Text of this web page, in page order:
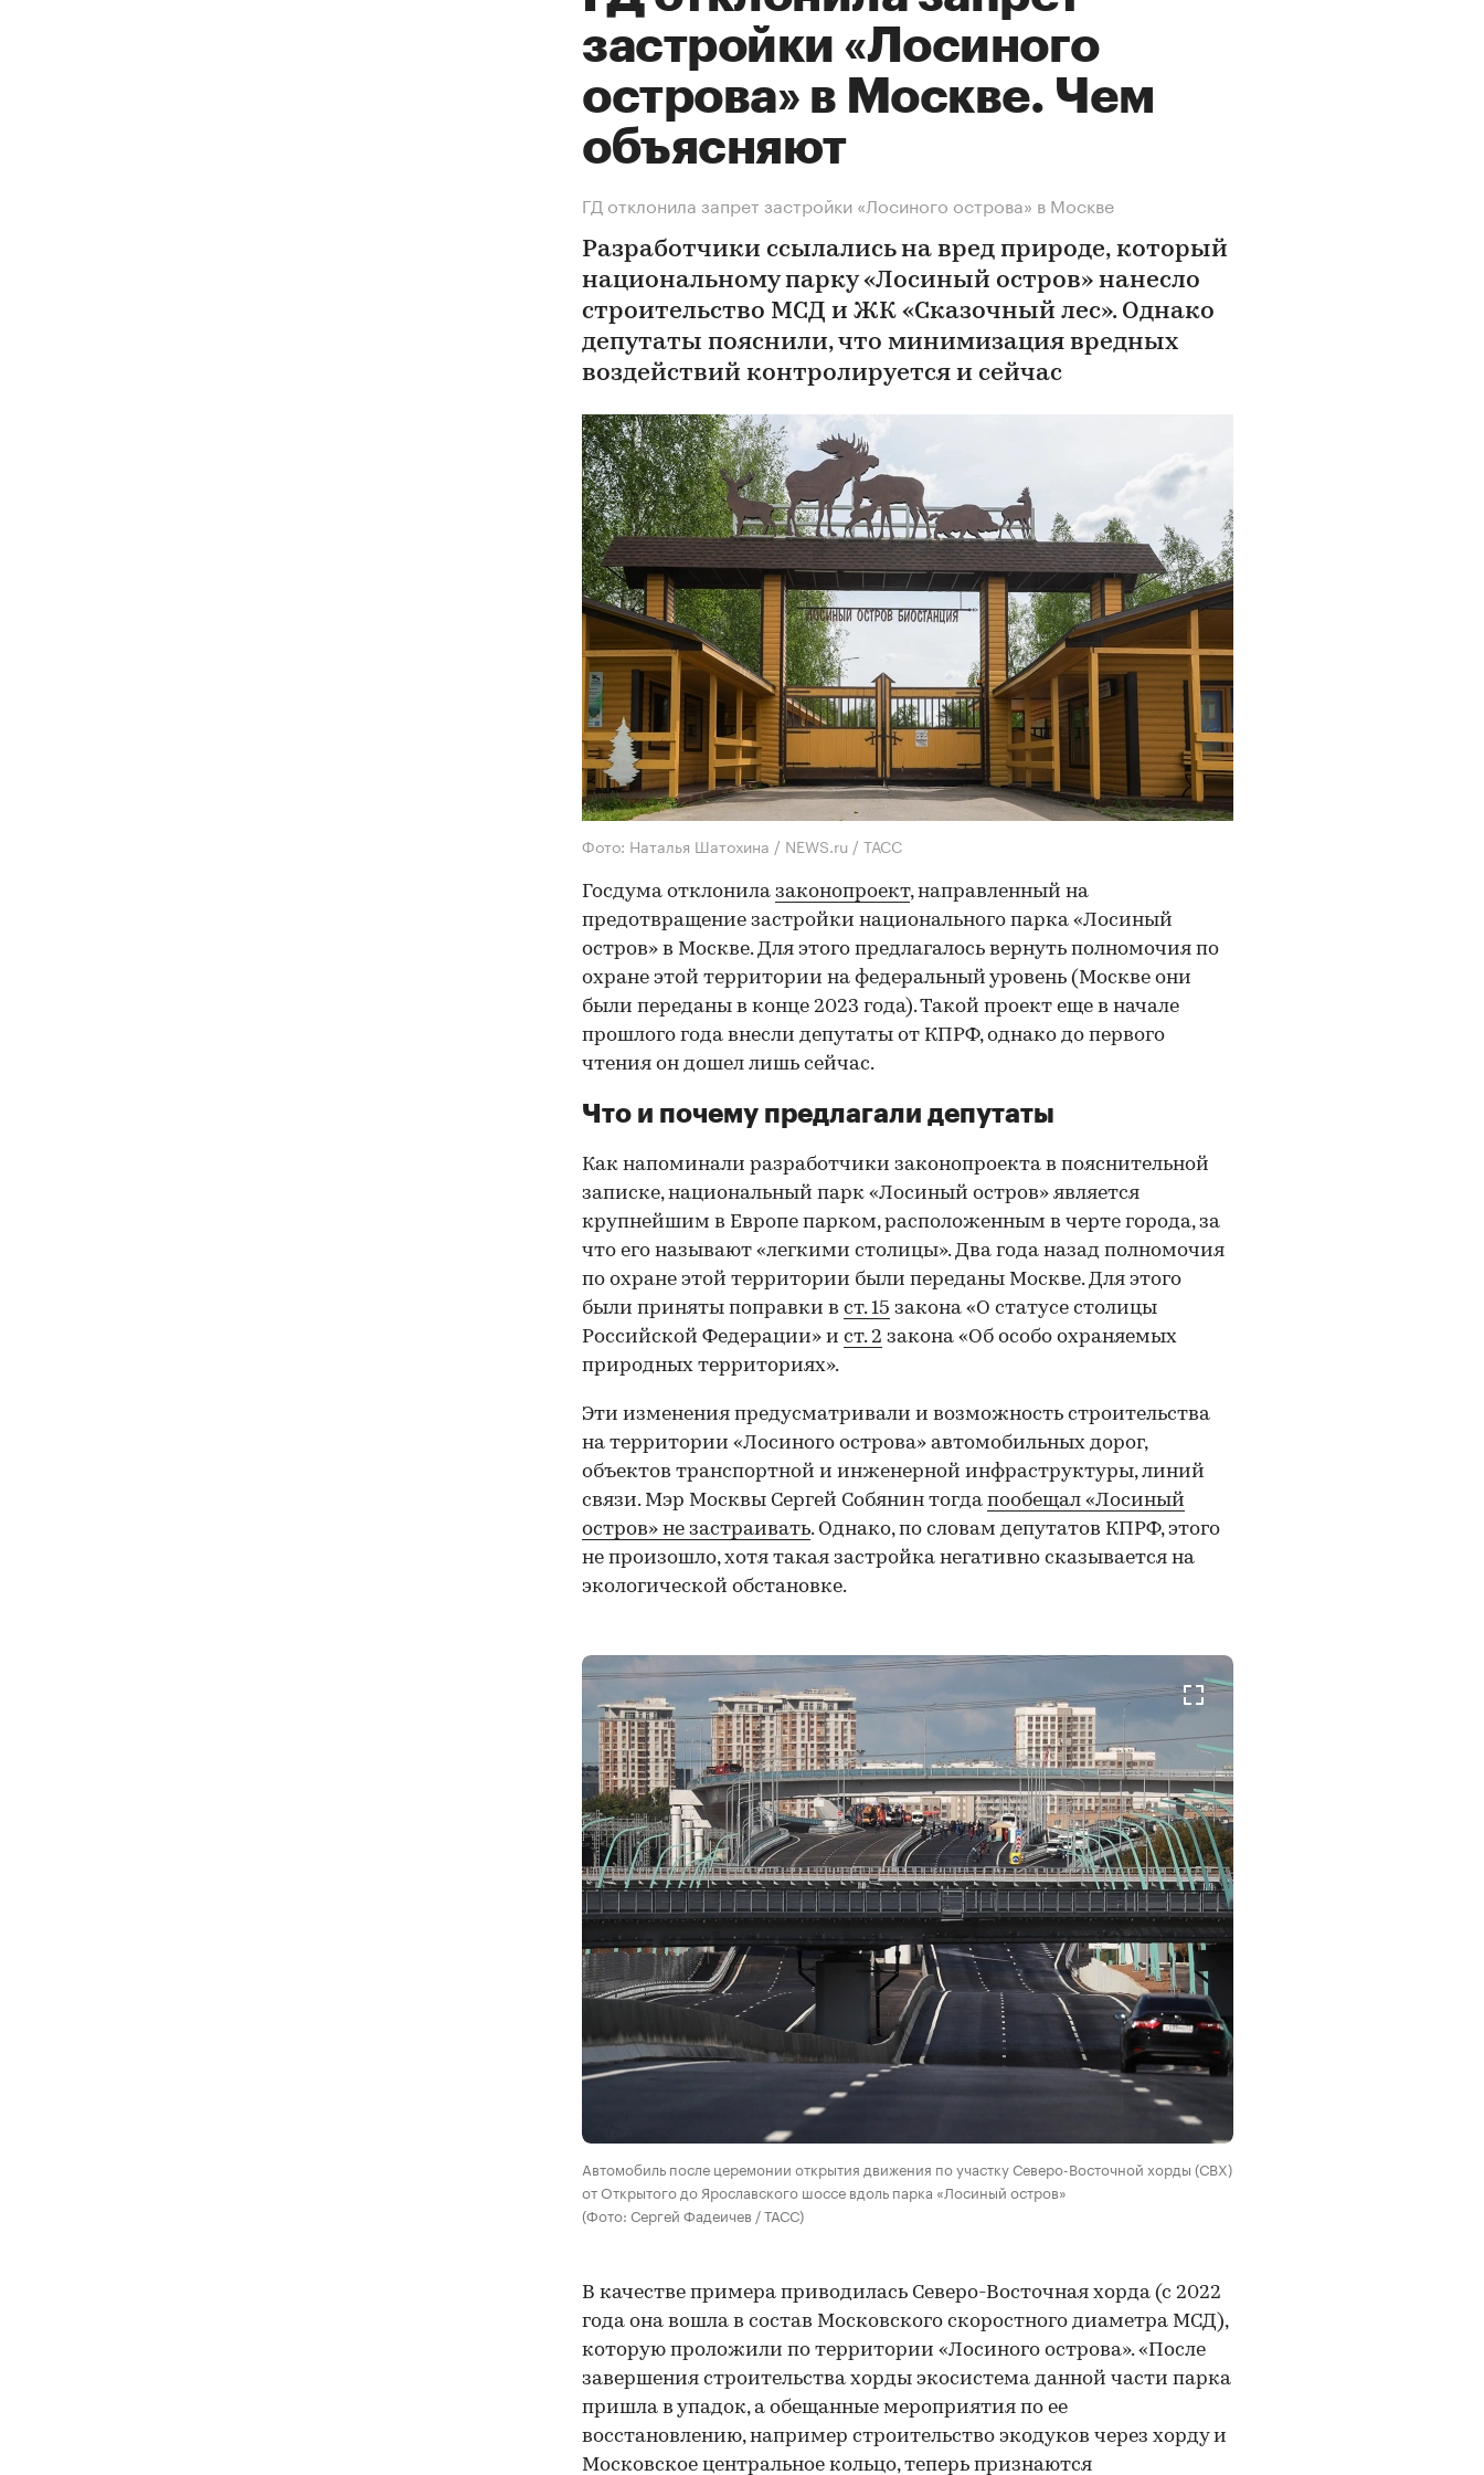
застройки «Лосиного
острова» в Москве. Чем
объясняют
ГД отклонила запрет застройки «Лосиного острова» в Москве
Разработчики ссылались на вред природе, который
национальному парку «Лосиный остров» нанесло
строительство МСД и ЖК «Сказочный лес». Однако
депутаты пояснили, что минимизация вредных
воздействий контролируется и сейчас
Фото: Наталья Шатохина / NEWS.ru / ТАСС
Госдума отклонила законопроект, направленный на
предотвращение застройки национального парка «Лосиный
остров» в Москве. Для этого предлагалось вернуть полномочия по
охране этой территории на федеральный уровень (Москве они
были переданы в конце 2023 года). Такой проект еще в начале
прошлого года внесли депутаты от КПРФ, однако до первого
чтения он дошел лишь сейчас.
Что и почему предлагали депутаты
Как напоминали разработчики законопроекта в пояснительной
записке, национальный парк «Лосиный остров» является
крупнейшим в Европе парком, расположенным в черте города, за
что его называют «легкими столицы». Два года назад полномочия
по охране этой территории были переданы Москве. Для этого
были приняты поправки в ст. 15 закона «О статусе столицы
Российской Федерации» и ст. 2 закона «Об особо охраняемых
природных территориях».
Эти изменения предусматривали и возможность строительства
на территории «Лосиного острова» автомобильных дорог,
объектов транспортной и инженерной инфраструктуры, линий
связи. Мэр Москвы Сергей Собянин тогда пообещал «Лосиный
остров» не застраивать. Однако, по словам депутатов КПРФ, этого
не произошло, хотя такая застройка негативно сказывается на
экологической обстановке.
Автомобиль после церемонии открытия движения по участку Северо-Восточной хорды (СВХ)
от Открытого до Ярославского шоссе вдоль парка «Лосиный остров»
(Фото: Сергей Фадеичев / ТАСС)
В качестве примера приводилась Северо-Восточная хорда (с 2022
года она вошла в состав Московского скоростного диаметра МСД),
которую проложили по территории «Лосиного острова». «После
завершения строительства хорды экосистема данной части парка
пришла в упадок, а обещанные мероприятия по ее
восстановлению, например строительство экодуков через хорду и
Московское центральное кольцо, теперь признаются